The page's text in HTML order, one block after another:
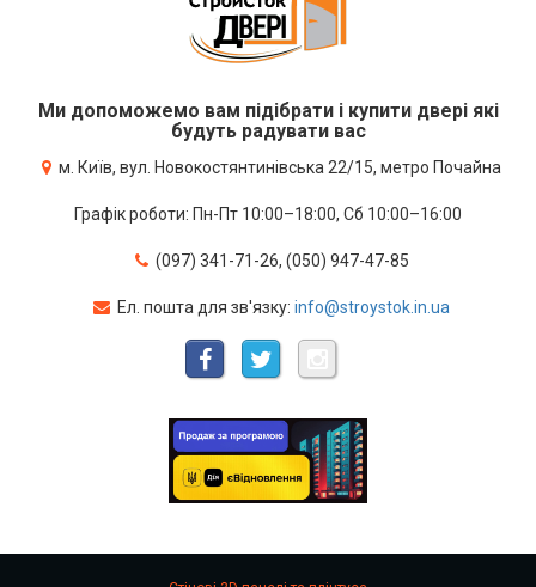
Ми допоможемо вам підібрати і купити двері які
будуть радувати вас
м. Київ, вул. Новокостянтинівська 22/15, метро Почайна
Графік роботи: Пн-Пт 10:00–18:00, Сб 10:00–16:00
(097) 341-71-26, (050) 947-47-85
Ел. пошта для зв'язку: info@stroystok.in.ua